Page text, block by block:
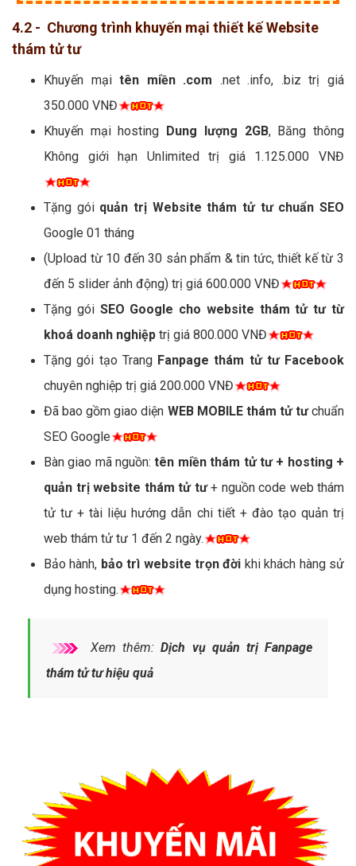
4.2 - Chương trình khuyến mại thiết kế Website
thám tử tư
Khuyến mạitên miền .com .net .info, .biz trị giá
350.000 VNĐ
Khuyến mại hosting Dung lượng 2GB, Băng thông
Không giới hạn Unlimited trị giá 1.125.000 VNĐ
Tặng gói quản trị Website thám tử tư chuẩn SEO
Google 01 tháng
(Upload từ 10 đến 30 sản phẩm & tin tức, thiết kế từ 3
đến 5 slider ảnh động) trị giá 600.000 VNĐ
Tặng gói SEO Google cho website thám tử tư từ
khoá doanh nghiệp trị giá 800.000 VNĐ
Tặng gói tạo Trang Fanpage thám tử tư Facebook
chuyên nghiệp trị giá 200.000 VNĐ
Đã bao gồm giao diện WEB MOBILE thám tử tưchuẩn
SEO Google
Bàn giao mã nguồn:tên miền thám tử tư + hosting +
quản trị website thám tử tư+ nguồn code web thám
tử tư + tài liệu hướng dẫn chi tiết + đào tạo quản trị
web thám tử tư 1 đến 2 ngày.
Bảo hành, bảo trì website trọn đời khi khách hàng sử
dụng hosting.
Xem thêm:Dịch vụ quản trị Fanpage
thám tử tư hiệu quả